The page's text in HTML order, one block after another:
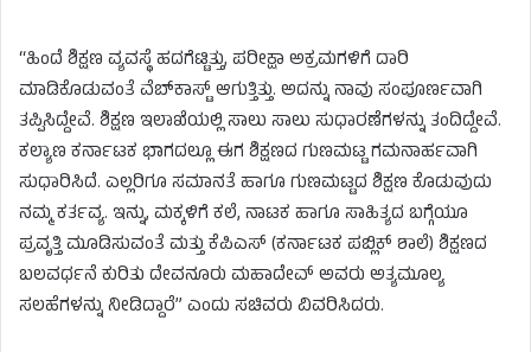
“ಹಿಂದೆ ಶಿಕ್ಷಣ ವ್ಯವಸ್ಥೆ ಹದಗೆಟ್ಟಿತ್ತು, ಪರೀಕ್ಷಾ ಅಕ್ರಮಗಳಿಗೆ ದಾರಿ
ಮಾಡಿಕೊಡುವಂತೆ ವೆಬ್‌ಕಾಸ್ಟ್ ಆಗುತ್ತಿತ್ತು. ಅದನ್ನು ನಾವು ಸಂಪೂರ್ಣವಾಗಿ
ತಪ್ಪಿಸಿದ್ದೇವೆ. ಶಿಕ್ಷಣ ಇಲಾಖೆಯಲ್ಲಿ ಸಾಲು ಸಾಲು ಸುಧಾರಣೆಗಳನ್ನು ತಂದಿದ್ದೇವೆ.
ಕಲ್ಯಾಣ ಕರ್ನಾಟಕ ಭಾಗದಲ್ಲೂ ಈಗ ಶಿಕ್ಷಣದ ಗುಣಮಟ್ಟ ಗಮನಾರ್ಹವಾಗಿ
ಸುಧಾರಿಸಿದೆ. ಎಲ್ಲರಿಗೂ ಸಮಾನತೆ ಹಾಗೂ ಗುಣಮಟ್ಟದ ಶಿಕ್ಷಣ ಕೊಡುವುದು
ನಮ್ಮ ಕರ್ತವ್ಯ. ಇನ್ನು, ಮಕ್ಕಳಿಗೆ ಕಲೆ, ನಾಟಕ ಹಾಗೂ ಸಾಹಿತ್ಯದ ಬಗ್ಗೆಯೂ
ಪ್ರವೃತ್ತಿ ಮೂಡಿಸುವಂತೆ ಮತ್ತು ಕೆಪಿಎಸ್ (ಕರ್ನಾಟಕ ಪಬ್ಲಿಕ್ ಶಾಲೆ) ಶಿಕ್ಷಣದ
ಬಲವರ್ಧನೆ ಕುರಿತು ದೇವನೂರು ಮಹಾದೇವ್ ಅವರು ಅತ್ಯಮೂಲ್ಯ
ಸಲಹೆಗಳನ್ನು ನೀಡಿದ್ದಾರೆ” ಎಂದು ಸಚಿವರು ವಿವರಿಸಿದರು.